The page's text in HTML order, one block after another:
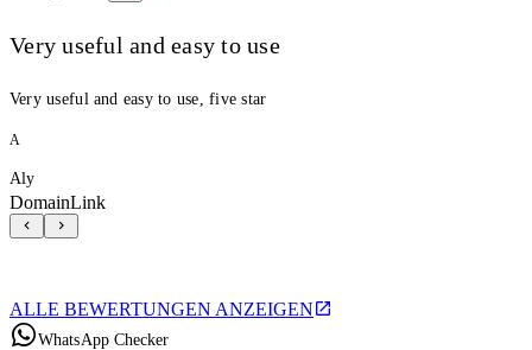
Very useful and easy to use
Very useful and easy to use, five star
A
Aly
DomainLink
ALLE BEWERTUNGEN ANZEIGEN
WhatsApp Checker